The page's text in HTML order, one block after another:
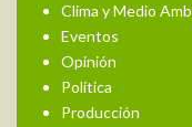
Clima y Medio
Eventos
Opinión
Política
Producción